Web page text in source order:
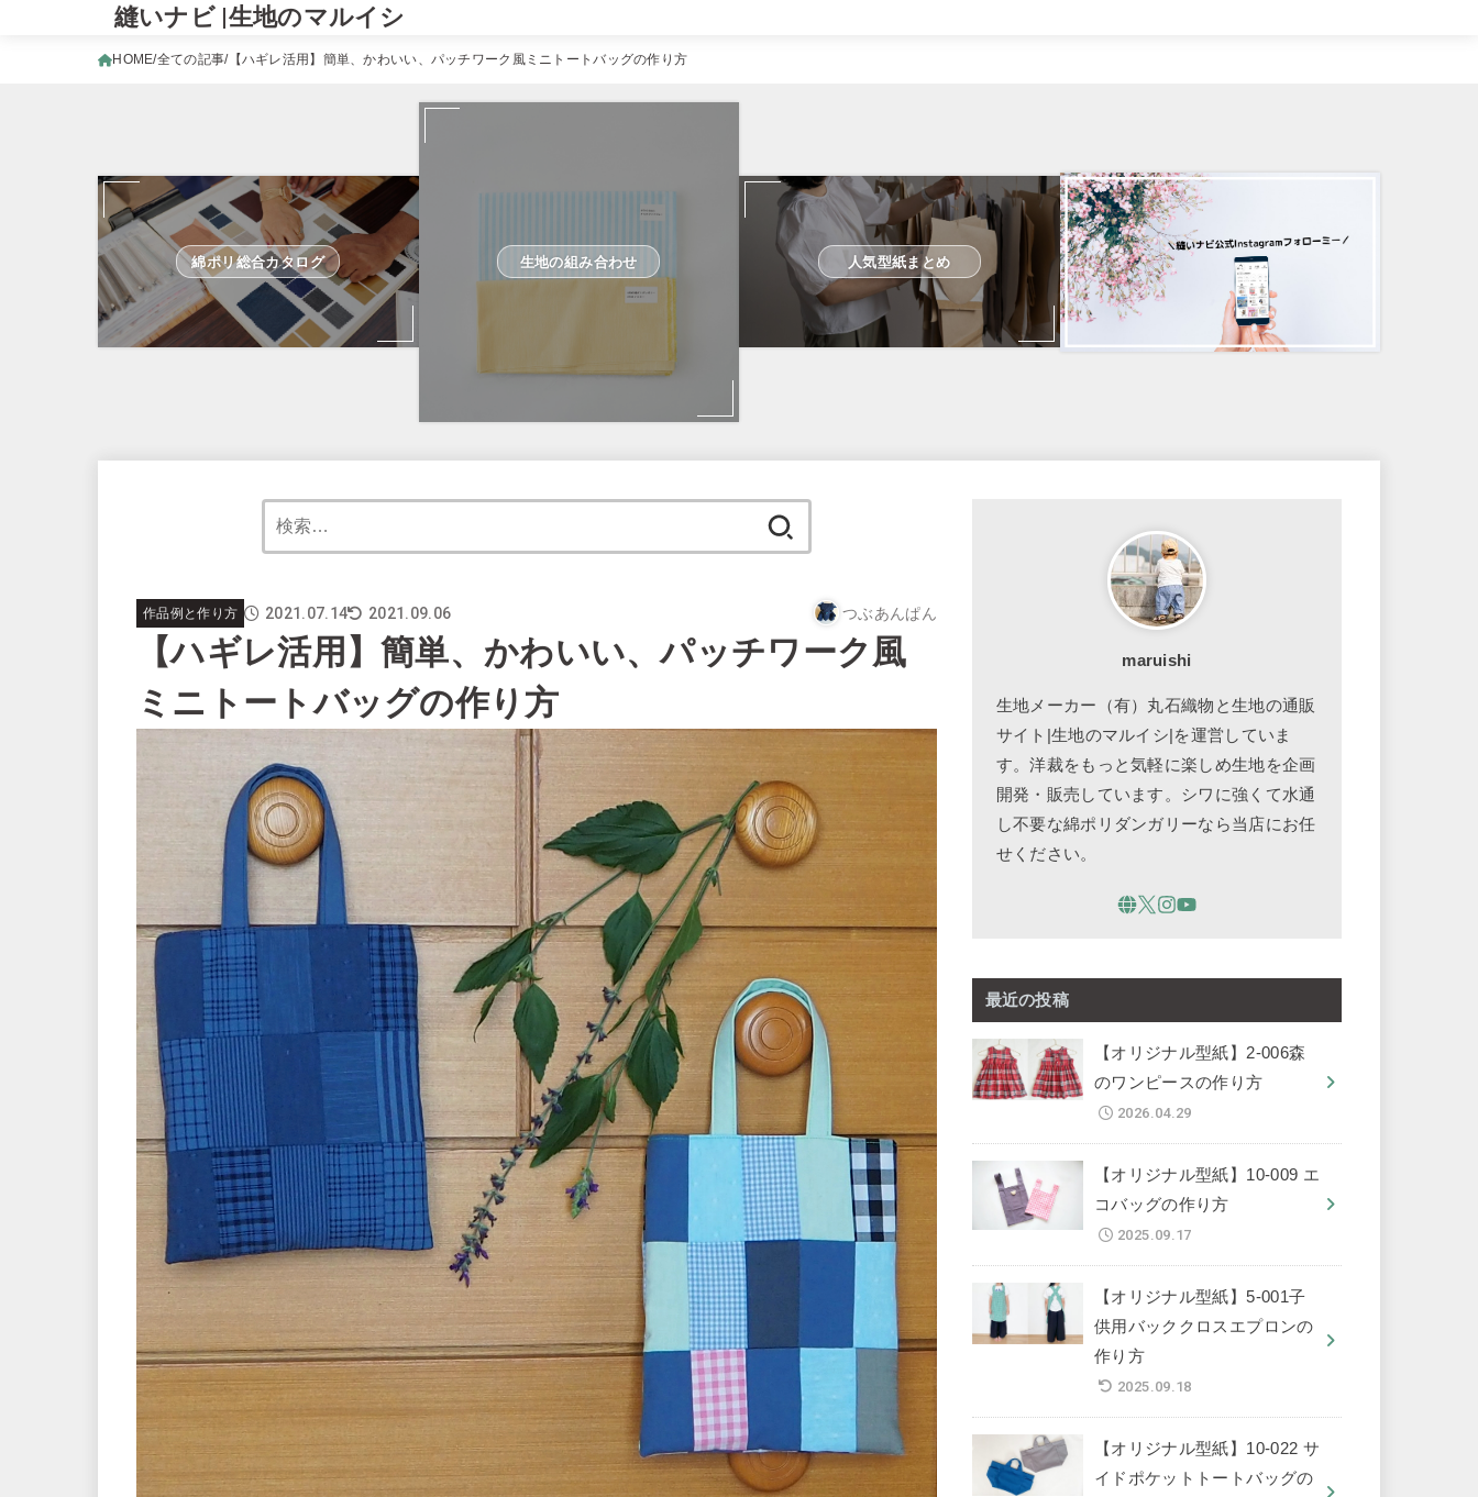
縫いナビ |生地のマルイシ
HOME 全ての記事 【ハギレ活用】簡単、かわいい、パッチワーク風ミニトートバッグの作り方
綿ポリ総合カタログ 生地の組み合わせ 人気型紙まとめ
索:
作品例と作り方 2021.07.14 2021.09.06 つぶあんぱん
【ハギレ活用】簡単、かわいい、パッチワーク風
ミニトートバッグの作り方
maruishi
生地メーカー（有）丸石織物と生地の通販
サイト|生地のマルイシ|を運営していま
す。洋裁をもっと気軽に楽しめ生地を企画
開発・販売しています。シワに強くて水通
し不要な綿ポリダンガリーなら当店にお任
せください。
最近の投稿
【オリジナル型紙】2-006森
のワンピースの作り方
2026.04.29
【オリジナル型紙】10-009 エ
コバッグの作り方
2025.09.17
【オリジナル型紙】5-001子
供用バッククロスエプロンの
作り方
2025.09.18
【オリジナル型紙】10-022 サ
イドポケットトートバッグの